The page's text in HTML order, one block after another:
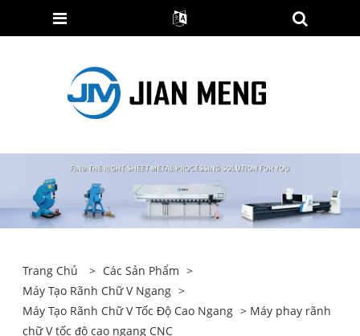
Trang Chủ > Các Sản Phẩm >
Máy Tạo Rãnh Chữ V Ngang >
Máy Tạo Rãnh Chữ V Tốc Độ Cao Ngang > Máy phay rãnh
chữ V tốc độ cao ngang CNC